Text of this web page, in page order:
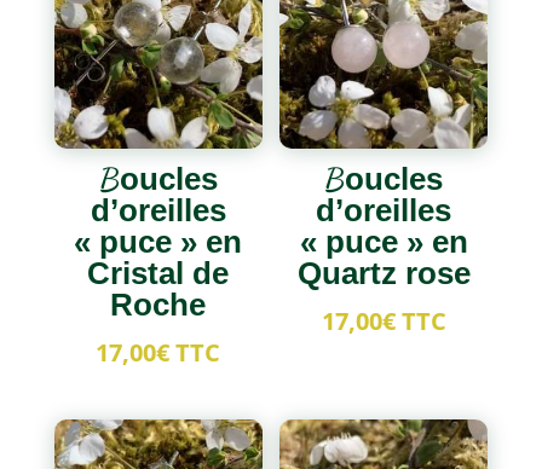
Boucles
d’oreilles
« puce » en
Cristal de
Roche
17,00€TTC
Boucles
d’oreilles
« puce » en
Quartz rose
17,00€TTC